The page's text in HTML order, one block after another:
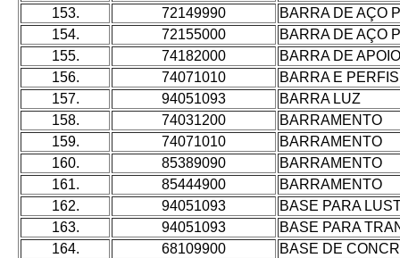
153.
72149990
BARRA DE AÇO
154.
72155000
BARRA DE AÇO
155.
74182000
BARRA DE APOIO
156.
74071010
BARRA E
157.
94051093
BARRA LUZ
158.
74031200
BARRAMENTO
159.
74071010
BARRAMENTO
160.
85389090
BARRAMENTO
161.
85444900
BARRAMENTO
162.
94051093
BASE PARA
163.
94051093
BASE PARA
164.
68109900
BASE DE